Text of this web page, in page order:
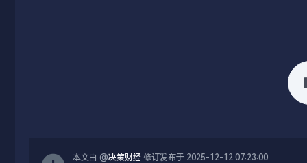
本文由 @决策财经 修订发布于 2025-12-12 07:23:00